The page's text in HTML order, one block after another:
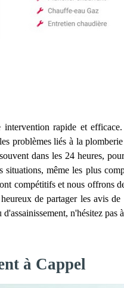
intervention rapide et
problèmes liés à la
dans les 24 heures,
même les plus
compétitifs et nous offrons
de partager les avis
n'hésitez pas
à Cappel